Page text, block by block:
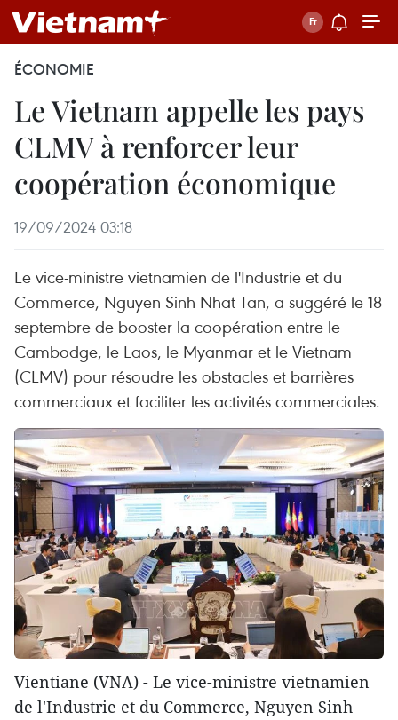
ÉCONOMIE
Le Vietnam appelle les pays
CLMV à renforcer leur
coopération économique
19/09/2024 03:18
Le vice-ministre vietnamien de l'Industrie et du
Commerce, Nguyen Sinh Nhat Tan, a suggéré le 18
septembre de booster la coopération entre le
Cambodge, le Laos, le Myanmar et le Vietnam
(CLMV) pour résoudre les obstacles et barrières
commerciaux et faciliter les activités commerciales.
Vientiane (VNA) - Le vice-ministre vietnamien
de l'Industrie et du Commerce, Nguyen Sinh